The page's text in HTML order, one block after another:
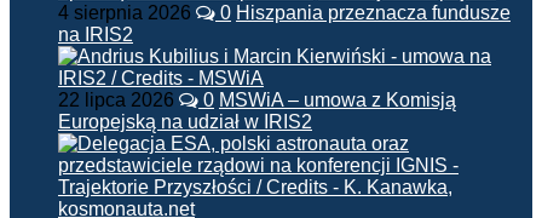
4 sierpnia 2026 0 Hiszpania przeznacza fundusze
na IRIS2
22 lipca 2026 0 MSWiA – umowa z Komisją
Europejską na udział w IRIS2